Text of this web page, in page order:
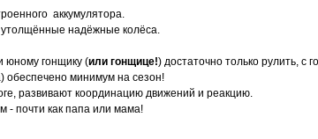
аккумулятора.
надёжные колёса.
юному гонщику (или гонщице!) достаточно только рулить, с
обеспечено минимум на сезон!
развивают координацию движений и реакцию.
- почти как папа или мама!